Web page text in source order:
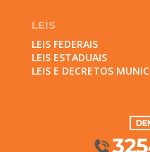
LEIS
LEIS FEDERAIS
LEIS ESTADUAIS
LEIS E DECRETOS